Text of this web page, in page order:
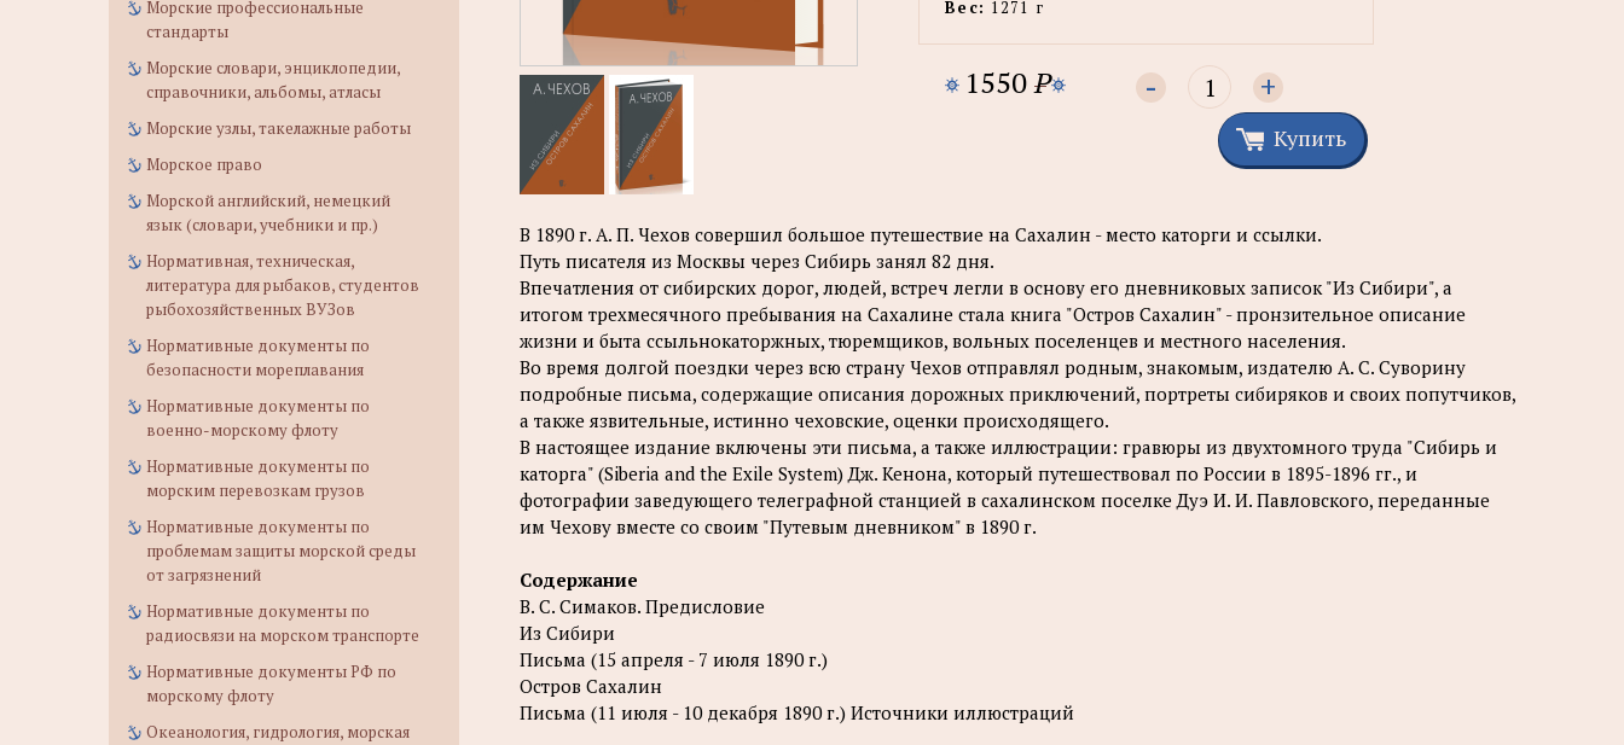
Морские профессиональные
стандарты
Морские словари, энциклопедии,
справочники, альбомы, атласы
Морские узлы, такелажные работы
Морское право
Морской английский, немецкий
язык (словари, учебники и пр.)
Нормативная, техническая,
литература для рыбаков, студентов
рыбохозяйственных ВУЗов
Нормативные документы по
безопасности мореплавания
Нормативные документы по
военно-морскому флоту
Нормативные документы по
морским перевозкам грузов
Нормативные документы по
проблемам защиты морской среды
от загрязнений
Нормативные документы по
радиосвязи на морском транспорте
Нормативные документы РФ по
морскому флоту
Океанология, гидрология, морская
Вес: 1271 г
1550P - +
Купить
В 1890 г. А. П. Чехов совершил большое путешествие на Сахалин - место каторги и ссылки.
Путь писателя из Москвы через Сибирь занял 82 дня.
Впечатления от сибирских дорог, людей, встреч легли в основу его дневниковых записок "Из Сибири", а
итогом трехмесячного пребывания на Сахалине стала книга "Остров Сахалин" - пронзительное описание
жизни и быта ссыльнокаторжных, тюремщиков, вольных поселенцев и местного населения.
Во время долгой поездки через всю страну Чехов отправлял родным, знакомым, издателю А. С. Суворину
подробные письма, содержащие описания дорожных приключений, портреты сибиряков и своих попутчиков,
а также язвительные, истинно чеховские, оценки происходящего.
В настоящее издание включены эти письма, а также иллюстрации: гравюры из двухтомного труда "Сибирь и
каторга" (Siberia and the Exile System) Дж. Кенона, который путешествовал по России в 1895-1896 гг., и
фотографии заведующего телеграфной станцией в сахалинском поселке Дуэ И. И. Павловского, переданные
им Чехову вместе со своим "Путевым дневником" в 1890 г.
Содержание
В. С. Симаков. Предисловие
Из Сибири
Письма (15 апреля - 7 июля 1890 г.)
Остров Сахалин
Письма (11 июля - 10 декабря 1890 г.) Источники иллюстраций